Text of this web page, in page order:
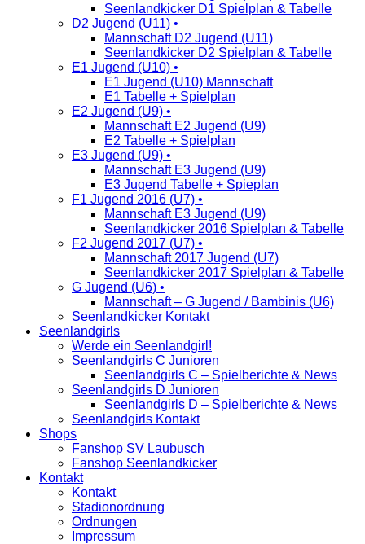
Seenlandkicker D1 Spielplan & Tabelle
D2 Jugend (U11) •
Mannschaft D2 Jugend (U11)
Seenlandkicker D2 Spielplan & Tabelle
E1 Jugend (U10) •
E1 Jugend (U10) Mannschaft
E1 Tabelle + Spielplan
E2 Jugend (U9) •
Mannschaft E2 Jugend (U9)
E2 Tabelle + Spielplan
E3 Jugend (U9) •
Mannschaft E3 Jugend (U9)
E3 Jugend Tabelle + Spieplan
F1 Jugend 2016 (U7) •
Mannschaft E3 Jugend (U9)
Seenlandkicker 2016 Spielplan & Tabelle
F2 Jugend 2017 (U7) •
Mannschaft 2017 Jugend (U7)
Seenlandkicker 2017 Spielplan & Tabelle
G Jugend (U6) •
Mannschaft – G Jugend / Bambinis (U6)
Seenlandkicker Kontakt
Seenlandgirls
Werde ein Seenlandgirl!
Seenlandgirls C Junioren
Seenlandgirls C – Spielberichte & News
Seenlandgirls D Junioren
Seenlandgirls D – Spielberichte & News
Seenlandgirls Kontakt
Shops
Fanshop SV Laubusch
Fanshop Seenlandkicker
Kontakt
Kontakt
Stadionordnung
Ordnungen
Impressum